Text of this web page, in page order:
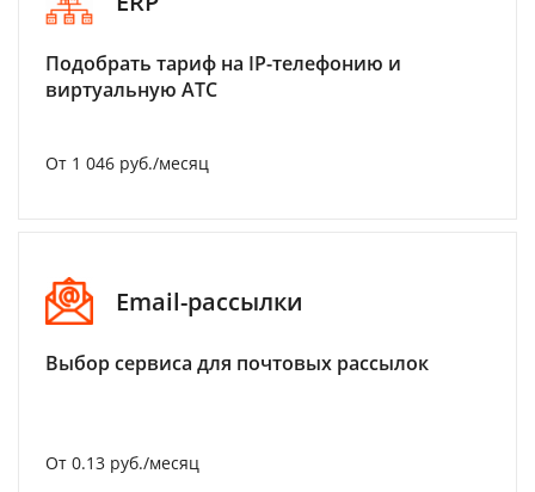
Подобрать тариф на IP-телефонию и
виртуальную АТС
От 1 046 руб./месяц
Email-рассылки
Выбор сервиса для почтовых рассылок
От 0.13 руб./месяц